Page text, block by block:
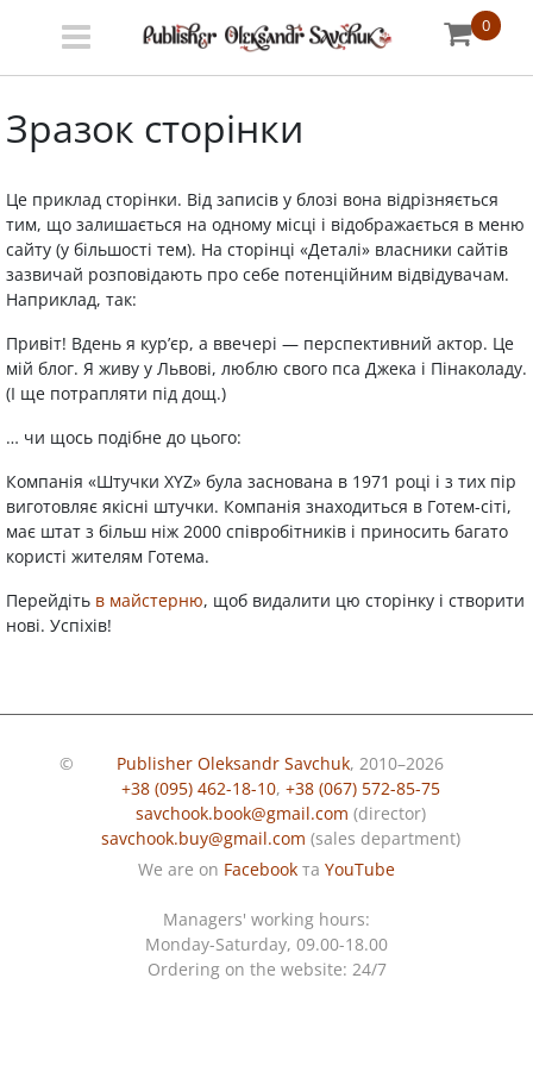
Menu
Bookstore
info
About
us
УКР
0
Зразок сторінки
Це приклад сторінки. Від записів у блозі вона відрізняється
тим, що залишається на одному місці і відображається в меню
сайту (у більшості тем). На сторінці «Деталі» власники сайтів
зазвичай розповідають про себе потенційним відвідувачам.
Наприклад, так:
Привіт! Вдень я кур’єр, а ввечері — перспективний актор. Це
мій блог. Я живу у Львові, люблю свого пса Джека і Пінаколаду.
(І ще потрапляти під дощ.)
… чи щось подібне до цього:
Компанія «Штучки XYZ» була заснована в 1971 році і з тих пір
виготовляє якісні штучки. Компанія знаходиться в Готем-сіті,
має штат з більш ніж 2000 співробітників і приносить багато
користі жителям Готема.
Перейдіть в майстерню, щоб видалити цю сторінку і створити
нові. Успіхів!
© Publisher Oleksandr Savchuk, 2010–2026
+38 (095) 462-18-10, +38 (067) 572-85-75
savchook.book@gmail.com (director)
savchook.buy@gmail.com (sales department)
We are on Facebook та YouTube
Managers' working hours:
Monday-Saturday, 09.00-18.00
Ordering on the website: 24/7